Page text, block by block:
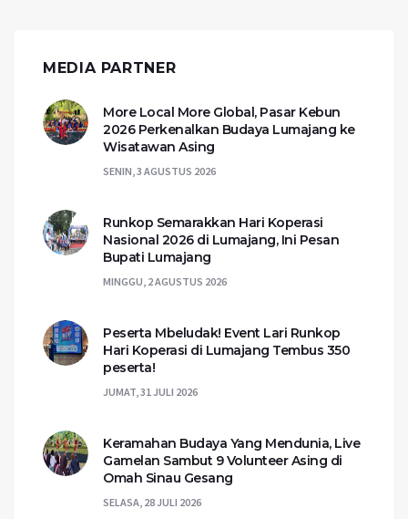
MEDIA PARTNER
More Local More Global, Pasar Kebun
2026 Perkenalkan Budaya Lumajang ke
Wisatawan Asing
SENIN, 3 AGUSTUS 2026
Runkop Semarakkan Hari Koperasi
Nasional 2026 di Lumajang, Ini Pesan
Bupati Lumajang
MINGGU, 2 AGUSTUS 2026
Peserta Mbeludak! Event Lari Runkop
Hari Koperasi di Lumajang Tembus 350
peserta!
JUMAT, 31 JULI 2026
Keramahan Budaya Yang Mendunia, Live
Gamelan Sambut 9 Volunteer Asing di
Omah Sinau Gesang
SELASA, 28 JULI 2026